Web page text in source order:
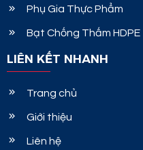
Phụ Gia Thực Phẩm
Bạt Chống Thấm HDPE
LIÊN KẾT NHANH
Trang chủ
Giới thiệu
Liên hệ